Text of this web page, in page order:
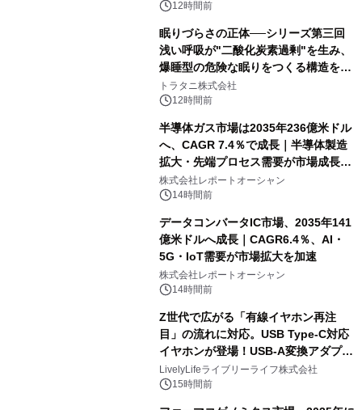
12時間前
眠りづらさの正体──シリーズ第三回
浅い呼吸が"二酸化炭素過剰"を生み、
爆睡型の危険な眠りをつくる構造を解
説
トラタニ株式会社
12時間前
半導体ガス市場は2035年236億米ドル
へ、CAGR 7.4％で成長｜半導体製造
拡大・先端プロセス需要が市場成長を
加速
株式会社レポートオーシャン
14時間前
データコンバータIC市場、2035年141
億米ドルへ成長｜CAGR6.4％、AI・
5G・IoT需要が市場拡大を加速
株式会社レポートオーシャン
14時間前
Z世代で広がる「有線イヤホン再注
目」の流れに対応。USB Type-C対応
イヤホンが登場！USB-A変換アダプタ
ー付きでスマホからパソコンまで幅広
く活用可能
LivelyLifeライブリーライフ株式会社
15時間前